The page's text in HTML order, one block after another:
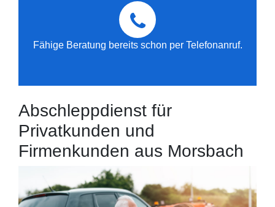
Fähige Beratung bereits schon per Telefonanruf.
Abschleppdienst für
Privatkunden und
Firmenkunden aus Morsbach